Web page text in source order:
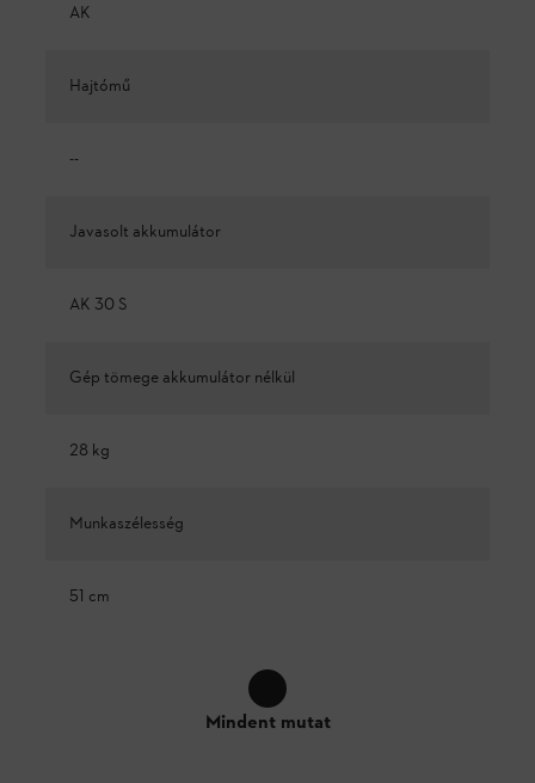
AK
Hajtómű
--
Javasolt akkumulátor
AK 30 S
Gép tömege akkumulátor nélkül
28 kg
Munkaszélesség
51 cm
Mindent mutat